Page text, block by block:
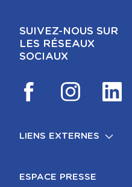
SUIVEZ-NOUS SUR
LES RÉSEAUX
SOCIAUX
LIENS EXTERNES
ESPACE PRESSE